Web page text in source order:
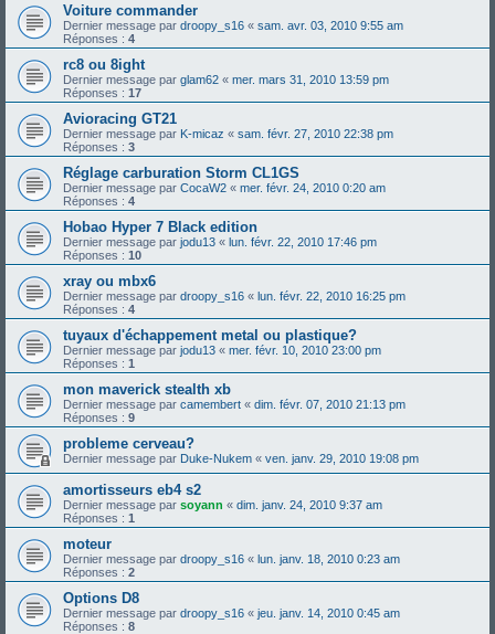
Voiture commander
Dernier message par droopy_s16 « sam. avr. 03, 2010 9:55 am
Réponses : 4
rc8 ou 8ight
Dernier message par glam62 « mer. mars 31, 2010 13:59 pm
Réponses : 17
Avioracing GT21
Dernier message par K-micaz « sam. févr. 27, 2010 22:38 pm
Réponses : 3
Réglage carburation Storm CL1GS
Dernier message par CocaW2 « mer. févr. 24, 2010 0:20 am
Réponses : 4
Hobao Hyper 7 Black edition
Dernier message par jodu13 « lun. févr. 22, 2010 17:46 pm
Réponses : 10
xray ou mbx6
Dernier message par droopy_s16 « lun. févr. 22, 2010 16:25 pm
Réponses : 4
tuyaux d'échappement metal ou plastique?
Dernier message par jodu13 « mer. févr. 10, 2010 23:00 pm
Réponses : 1
mon maverick stealth xb
Dernier message par camembert « dim. févr. 07, 2010 21:13 pm
Réponses : 9
probleme cerveau?
Dernier message par Duke-Nukem « ven. janv. 29, 2010 19:08 pm
amortisseurs eb4 s2
Dernier message par soyann « dim. janv. 24, 2010 9:37 am
Réponses : 1
moteur
Dernier message par droopy_s16 « lun. janv. 18, 2010 0:23 am
Réponses : 2
Options D8
Dernier message par droopy_s16 « jeu. janv. 14, 2010 0:45 am
Réponses : 8